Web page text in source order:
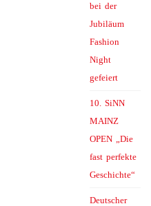
bei der
Jubiläum
Fashion
Night
gefeiert
10. SiNN
MAINZ
OPEN „Die
fast perfekte
Geschichte“
Deutscher